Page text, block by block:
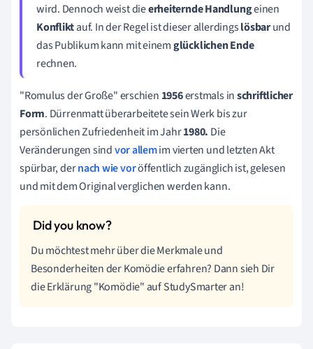
wird. Dennoch weist dieerheiternde Handlungeinen
Konfliktauf. In der Regel ist dieser allerdingslösbarund
das Publikum kann mit einemglücklichen Ende
rechnen.
"Romulus der Große" erschien 1956erstmals inschriftlicher
Form. Dürrenmatt überarbeitete sein Werk bis zur
persönlichen Zufriedenheit im Jahr1980. Die
Veränderungen sindvor allemim vierten und letzten Akt
spürbar, dernach wie voröffentlich zugänglich ist, gelesen
und mit dem Original verglichen werden kann.
Du möchtest mehr über die Merkmale und
Besonderheiten der Komödie erfahren? Dann sieh Dir
die Erklärung "Komödie" auf StudySmarter an!